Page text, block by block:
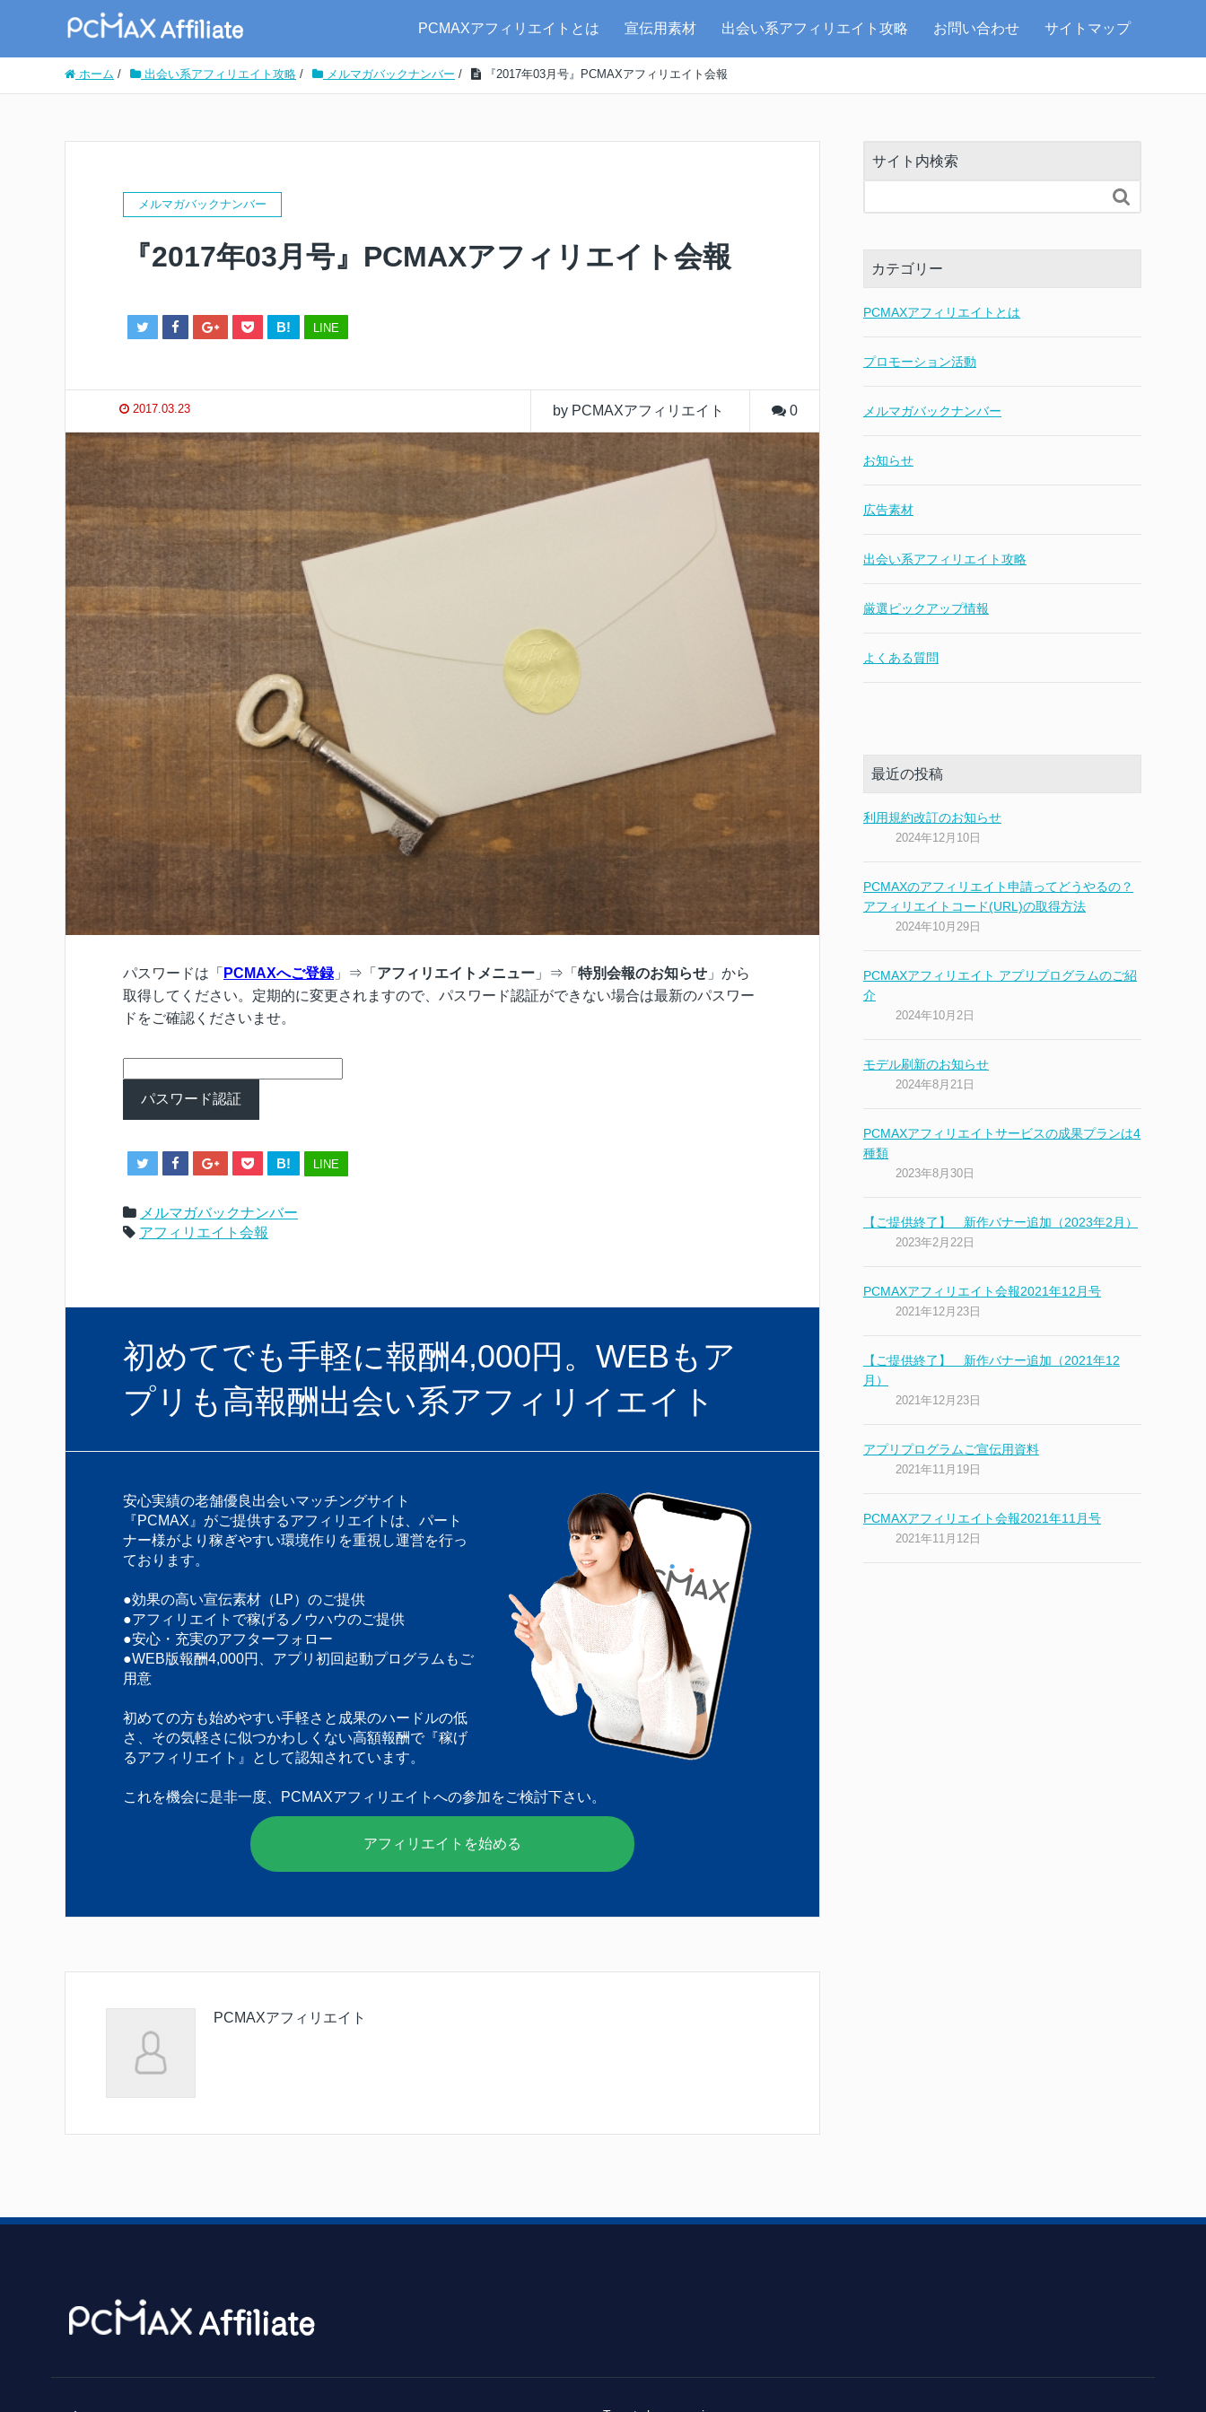
PCMAXアフィリエイトとは 宣伝用素材 出会い系アフィリエイト攻略 お問い合わせ サイトマップ
ホーム / 出会い系アフィリエイト攻略 / メルマガバックナンバー / 『2017年03月号』PCMAXアフィリエイト会報
メルマガバックナンバー
『2017年03月号』PCMAXアフィリエイト会報
B! LINE
2017.03.23 by PCMAXアフィリエイト 0
パスワードは「 PCMAXへご登録」⇒「 アフィリエイトメニュー 」⇒「 特別会報のお知らせ 」から
取得してください。定期的に変更されますので、パスワード認証ができない場合は最新のパスワー
ドをご確認くださいませ。
B! LINE
メルマガバックナンバー
アフィリエイト会報
初めてでも手軽に報酬4,000円。WEBもア
プリも高報酬出会い系アフィリイエイト
安心実績の老舗優良出会いマッチングサイト
『PCMAX』がご提供するアフィリエイトは、パート
ナー様がより稼ぎやすい環境作りを重視し運営を行っ
ております。
●効果の高い宣伝素材（LP）のご提供
●アフィリエイトで稼げるノウハウのご提供
●安心・充実のアフターフォロー
●WEB版報酬4,000円、アプリ初回起動プログラムもご
用意
初めての方も始めやすい手軽さと成果のハードルの低
さ、その気軽さに似つかわしくない高額報酬で『稼げ
るアフィリエイト』として認知されています。
これを機会に是非一度、PCMAXアフィリエイトへの参加をご検討下さい。
アフィリエイトを始める
PCMAXアフィリエイト
サイト内検索

カテゴリー
PCMAXアフィリエイトとは
プロモーション活動
メルマガバックナンバー
お知らせ
広告素材
出会い系アフィリエイト攻略
厳選ピックアップ情報
よくある質問
最近の投稿
利用規約改訂のお知らせ
2024年12月10日
PCMAXのアフィリエイト申請ってどうやるの？
アフィリエイトコード(URL)の取得方法
2024年10月29日
PCMAXアフィリエイト アプリプログラムのご紹
介
2024年10月2日
モデル刷新のお知らせ
2024年8月21日
PCMAXアフィリエイトサービスの成果プランは4
種類
2023年8月30日
【ご提供終了】 新作バナー追加（2023年2月）
2023年2月22日
PCMAXアフィリエイト会報2021年12月号
2021年12月23日
【ご提供終了】 新作バナー追加（2021年12
月）
2021年12月23日
アプリプログラムご宣伝用資料
2021年11月19日
PCMAXアフィリエイト会報2021年11月号
2021年11月12日